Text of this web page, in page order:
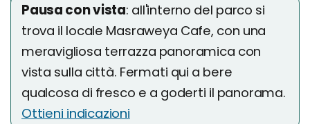
Pausa con vista: all'interno del parco si
trova il locale Masraweya Cafe, con una
meravigliosa terrazza panoramica con
vista sulla città. Fermati qui a bere
qualcosa di fresco e a goderti il panorama.
Ottieni indicazioni